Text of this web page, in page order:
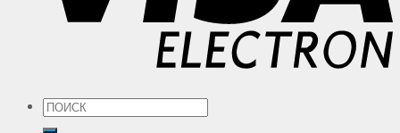
Искать: